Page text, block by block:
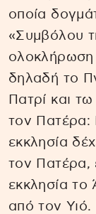
οποία
«Συμβόλου
ολοκλήρωση
δηλαδή το
Πατρί και
τον Πατέρα:
εκκλησία
τον Πατέρα,
εκκλησία το
από τον